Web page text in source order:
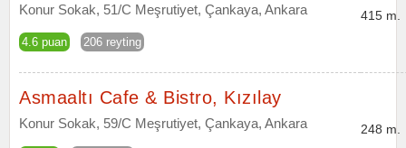
Konur Sokak, 51/C Meşrutiyet, Çankaya, Ankara
4.6 puan 206 reyting
415 m.
Asmaaltı Cafe & Bistro, Kızılay
Konur Sokak, 59/C Meşrutiyet, Çankaya, Ankara 248 m.